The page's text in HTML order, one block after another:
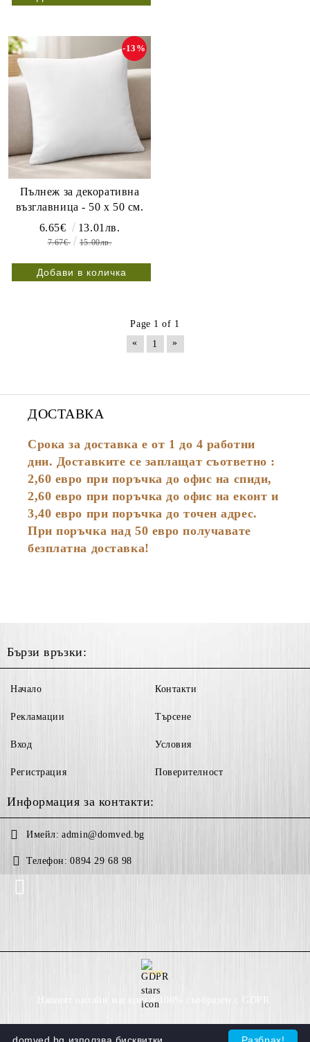
Пълнеж за декоративна
възглавница - 50 х 50 см.
-13%
6.65€ 13.01лв.
7.67€ 15.00лв.
Page 1 of 1
«
1 »
ДОСТАВКА
Срока за доставка е от 1 до 4 работни
дни. Доставките се заплащат съответно :
2,60 евро при поръчка до офис на спиди,
2,60 евро при поръчка до офис на еконт и
3,40 евро при поръчка до точен адрес.
При поръчка над 50 евро получавате
безплатна доставка!
Бързи връзки:
Начало
Рекламации
Вход
Регистрация
Контакти
Търсене
Условия
Поверителност
Информация за контакти:
Имейл: admin@domved.bg
Телефон: 0894 29 68 98
GDPR
Нашият онлайн магазин е 100% съобразен с GDPR.